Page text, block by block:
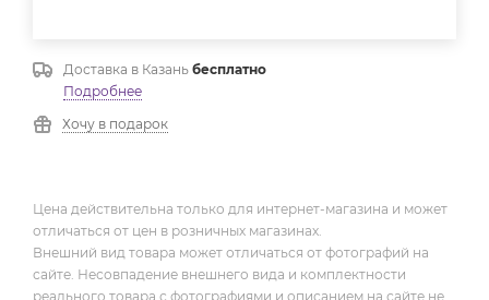
Доставка в Казань бесплатно
Подробнее
Хочу в подарок
Цена действительна только для интернет-магазина и может
отличаться от цен в розничных магазинах.
Внешний вид товара может отличаться от фотографий на
сайте. Несовпадение внешнего вида и комплектности
реального товара с фотографиями и описанием на сайте не